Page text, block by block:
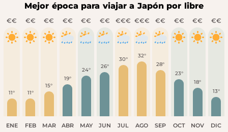
Mejor época para viajar a Japón por libre
€€
11°
ENE
€€
11°
FEB
€€
15°
MAR
€€
19°
ABR
€€
24°
MAY
€€
26°
JUN
€€€
30°
JUL
€€€
32°
AGO
€€
28°
SEP
€€
23°
OCT
€€
18°
NOV
€€
13°
DIC